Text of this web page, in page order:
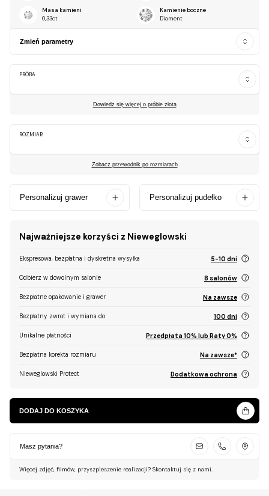
Masa kamieni
0,33ct
Kamienie boczne
Diament
Zmień parametry
PRÓBA
Dowiedz się więcej o próbie złota
ROZMIAR
Zobacz przewodnik po rozmiarach
Personalizuj grawer Personalizuj pudełko
Najważniejsze korzyści z Nieweglowski
Ekspresowa, bezpłatna i dyskretna wysyłka 5-10 dni
Odbierz w dowolnym salonie 8 salonów
Bezpłatne opakowanie i grawer Na zawsze
Bezpłatny zwrot i wymiana do 100 dni
Unikalne płatności Przedpłata 10% lub Raty 0%
Bezpłatna korekta rozmiaru Na zawsze*
Nieweglowski Protect Dodatkowa ochrona
DODAJ DO KOSZYKA
Masz pytania?
Więcej zdjęć, filmów, przyszpieszenie realizacji? Skontaktuj się z nami.